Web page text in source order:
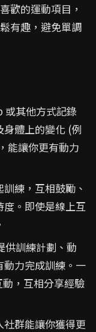
歡的運動項目，
有趣，避免單調
或其他方式記錄
體上的變化 (例
能讓你更有動力
練，互相鼓勵、
。即使是線上互
供訓練計劃、動
力完成訓練。一
，互相分享經驗
社群能讓你獲得更